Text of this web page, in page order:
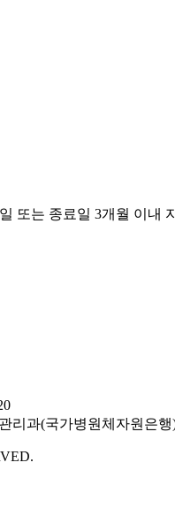
또는 종료일 3개월 이내
리과(국가병원체자원은행